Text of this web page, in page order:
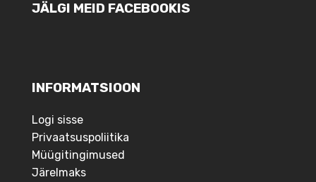
JÄLGI MEID FACEBOOKIS
INFORMATSIOON
Logi sisse
Privaatsuspoliitika
Müügitingimused
Järelmaks